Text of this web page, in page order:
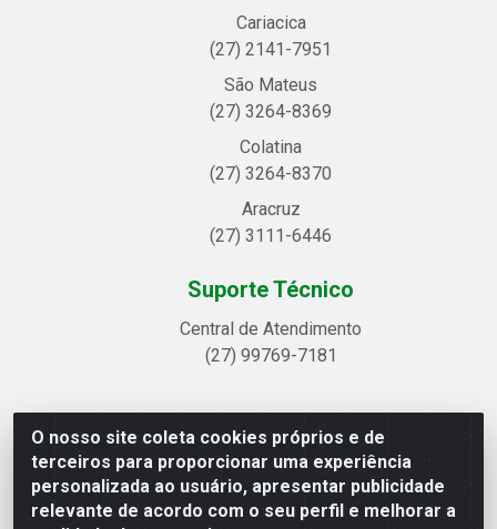
O nosso site coleta cookies próprios e de
terceiros para proporcionar uma experiência
personalizada ao usuário, apresentar publicidade
relevante de acordo com o seu perfil e melhorar a
Cariacica
(27) 2141-7951
São Mateus
(27) 3264-8369
Colatina
(27) 3264-8370
Aracruz
(27) 3111-6446
Suporte Técnico
Central de Atendimento
(27) 99769-7181
Linhavix Distribuidora LTDA - Avenida Alegre, 2521 -
Quadra314 Lote 05 e 07 - Shell, Linhares/ES - CEP 29.901-605
- CNPJ 20.857.514/0001-75